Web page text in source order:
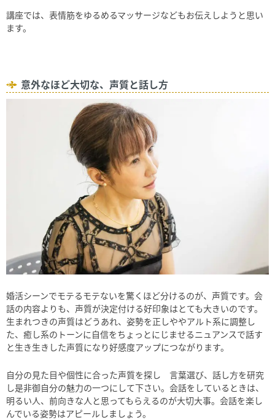
講座では、表情筋をゆるめるマッサージなどもお伝えしようと思い
ます。
意外なほど大切な、声質と話し方
婚活シーンでモテるモテないを驚くほど分けるのが、声質です。会
話の内容よりも、声質が決定付ける好印象はとても大きいのです。
生まれつきの声質はどうあれ、姿勢を正しややアルト系に調整し
た、癒し系のトーンに自信をちょっとにじませるニュアンスで話す
と生き生きした声質になり好感度アップにつながります。
自分の見た目や個性に合った声質を探し 言葉選び、話し方を研究
し是非御自分の魅力の一つにして下さい。会話をしているときは、
明るい人、前向きな人と思ってもらえるのが大切大事。会話を楽し
んでいる姿勢はアピールしましょう。